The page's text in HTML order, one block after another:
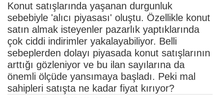
Konut satışlarında yaşanan durgunluk
sebebiyle 'alıcı piyasası' oluştu. Özellikle konut
satın almak isteyenler pazarlık yaptıklarında
çok ciddi indirimler yakalayabiliyor. Belli
sebeplerden dolayı piyasada konut satışlarının
arttığı gözleniyor ve bu ilan sayılarına da
önemli ölçüde yansımaya başladı. Peki mal
sahipleri satışta ne kadar fiyat kırıyor?